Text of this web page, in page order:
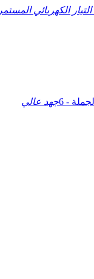
الكهربائي المستمر
جهد عالي